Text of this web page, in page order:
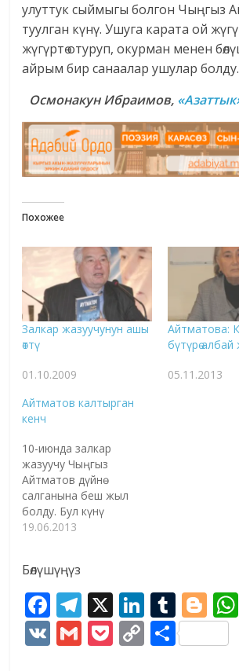
улуттук сыймыгы болгон Чыңгыз
туулган күнү. Ушуга карата ой
жүгүртө отуруп, окурман менен
айрым бир санаалар ушулар болду.
Осмонакун Ибраимов,
Похожее
Залкар жазуучунун ашы
өттү
01.10.2009
Айтматова:
бүтүрө
05.11.2013
Айтматов калтырган
кенч
10-июнда залкар
жазуучу Чыңгыз
Айтматов дүйнө
салганына беш жыл
болду. Бул күнү
окурмандар менен
мурастарын жана
алардын барк-баасын
кайрадан кепке
алышты. Чыңгыз
Айтматовдун жарык көрө
19.06.2013
Бөлүшүңүз
F
ac
e
T
el
e
X Li
n
k
T
u
m
Bl
o
g
V G P C S